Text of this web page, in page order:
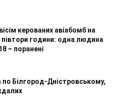
керованих авіабомб на
години: одна людина
– поранені
по Білгород-Дністровському,